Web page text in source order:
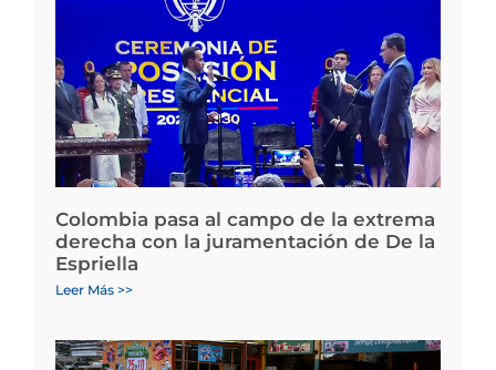
Colombia pasa al campo de la extrema
derecha con la juramentación de De la
Espriella
Leer Más >>